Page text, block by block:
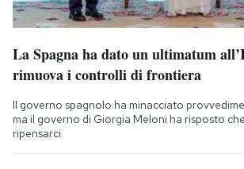
La Spagna ha dato un ultimatum
rimuova i controlli di frontiera
Il governo spagnolo ha minacciato
ma il governo di Giorgia Meloni ha risposto
ripensarci